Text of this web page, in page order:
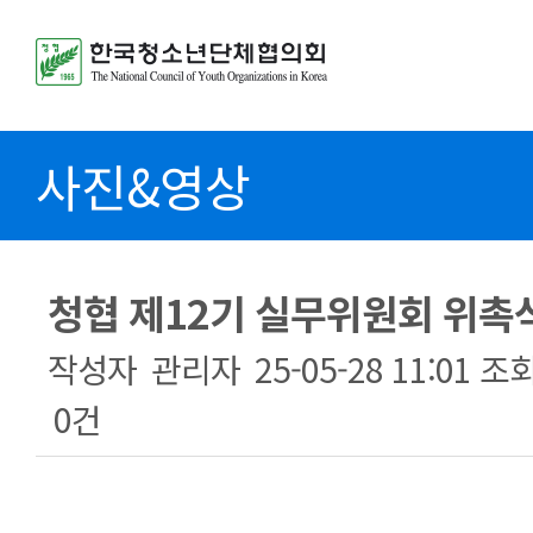
사진&영상
청협 제12기 실무위원회 위촉
작성자 관리자 25-05-28 11:01 조
0건